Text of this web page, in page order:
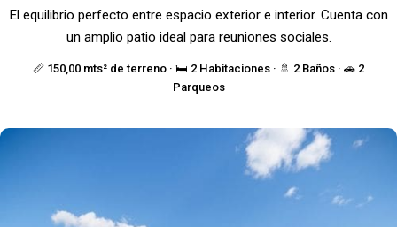
📏 150,00 mts² de terreno · 🛏️ 2 Habitaciones · 🚿 2 Baños · 🚗 2
Parqueos
El equilibrio perfecto entre espacio exterior e interior. Cuenta con
un amplio patio ideal para reuniones sociales.